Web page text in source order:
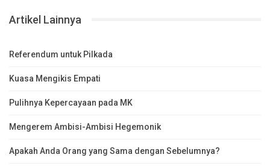
Artikel Lainnya
Referendum untuk Pilkada
Kuasa Mengikis Empati
Pulihnya Kepercayaan pada MK
Mengerem Ambisi-Ambisi Hegemonik
Apakah Anda Orang yang Sama dengan Sebelumnya?